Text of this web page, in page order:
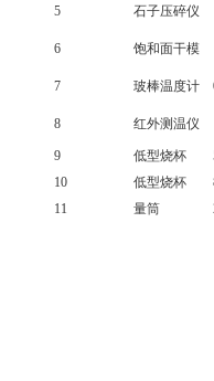
5 石子压碎仪
6 饱和面干模
7 玻棒温度计
8 红外测温仪
9 低型烧杯
10
低型烧杯
11
量筒